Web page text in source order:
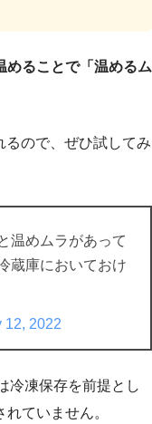
めることで「温めるム
るので、ぜひ試してみ
温めムラがあって
蔵庫においておけ
12, 2022
冷凍保存を前提とし
ていません。